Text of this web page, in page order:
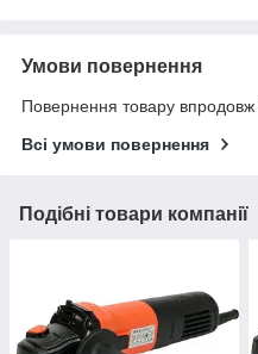
Умови повернення
Повернення товару впродовж
Всі умови повернення
Подібні товари компанії